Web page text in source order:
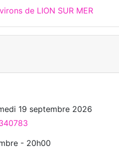
de LION SUR MER
19 septembre 2026
- 20h00